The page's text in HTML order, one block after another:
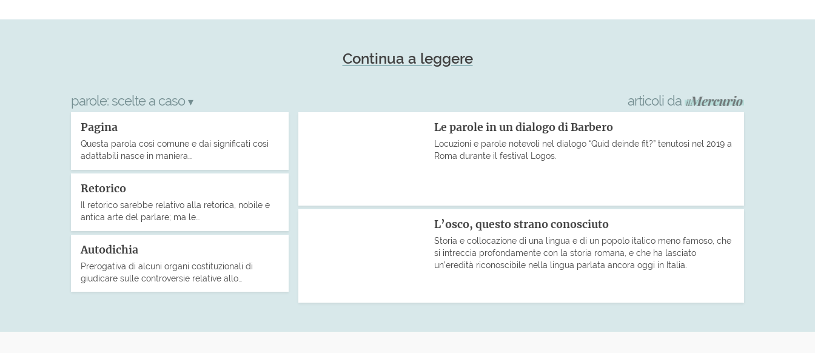
Continua a leggere
parole: scelte a caso ▾
Pagina
Questa parola così comune e dai significati così
adattabili nasce in maniera…
Retorico
Il retorico sarebbe relativo alla retorica, nobile e
antica arte del parlare; ma le…
Autodichia
Prerogativa di alcuni organi costituzionali di
giudicare sulle controversie relative allo…
articoli da
Le parole in un dialogo di Barbero
Locuzioni e parole notevoli nel dialogo “Quid deinde fit?” tenutosi nel 2019 a
Roma durante il festival Logos.
L’osco, questo strano conosciuto
Storia e collocazione di una lingua e di un popolo italico meno famoso, che
si intreccia profondamente con la storia romana, e che ha lasciato
un’eredità riconoscibile nella lingua parlata ancora oggi in Italia.